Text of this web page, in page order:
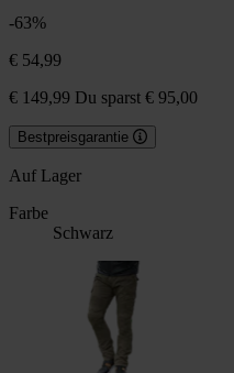
-63%
€ 54,99
€ 149,99 Du sparst € 95,00
Bestpreisgarantie
Auf Lager
Farbe
Schwarz